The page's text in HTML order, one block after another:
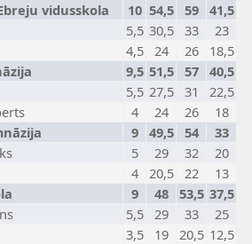
vidusskola 10 54,5 59 41,5
5,5 30,5 33
23
4,5 24 26
18,5
9,5 51,5 57 40,5
5,5 27,5 31
22,5
4 24 26
18
9 49,5 54
33
5 29 32
20
4 20,5 22
13
9 48 53,5 37,5
5,5 29 33
25
3,5 19 20,5 12,5